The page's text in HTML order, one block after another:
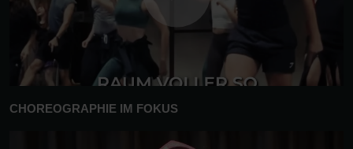
CHOREOGRAPHIE IM FOKUS